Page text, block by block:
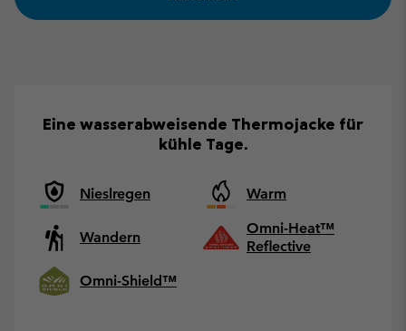
Eine wasserabweisende Thermojacke für
kühle Tage.
Nieslregen Warm
Wandern
Omni-Heat™
Reflective
Omni-Shield™